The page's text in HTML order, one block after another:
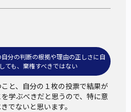
分の判断の根拠や理由の正しさに自
ても、棄権すべきではない
と、自分の１枚の投票で結果が
学ぶべきだと思うので、特に意
でないと思います。